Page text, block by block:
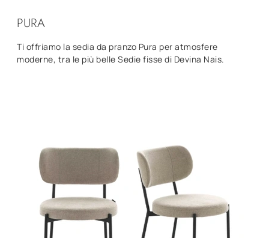
PURA
Ti offriamo la sedia da pranzo Pura per atmosfere
moderne, tra le più belle Sedie fisse di Devina Nais.